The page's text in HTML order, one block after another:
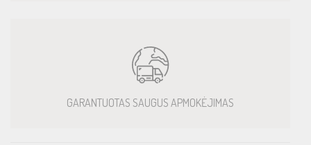
GARANTUOTAS SAUGUS APMOKĖJIMAS